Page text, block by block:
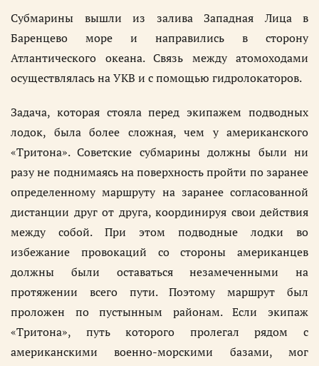
Субмарины вышли из залива Западная Лица в
Баренцево море и направились в сторону
Атлантического океана. Связь между атомоходами
осуществлялась на УКВ и с помощью гидролокаторов.
Задача, которая стояла перед экипажем подводных
лодок, была более сложная, чем у американского
«Тритона». Советские субмарины должны были ни
разу не поднимаясь на поверхность пройти по заранее
определенному маршруту на заранее согласованной
дистанции друг от друга, координируя свои действия
между собой. При этом подводные лодки во
избежание провокаций со стороны американцев
должны были оставаться незамеченными на
протяжении всего пути. Поэтому маршрут был
проложен по пустынным районам. Если экипаж
«Тритона», путь которого пролегал рядом с
американскими военно-морскими базами, мог